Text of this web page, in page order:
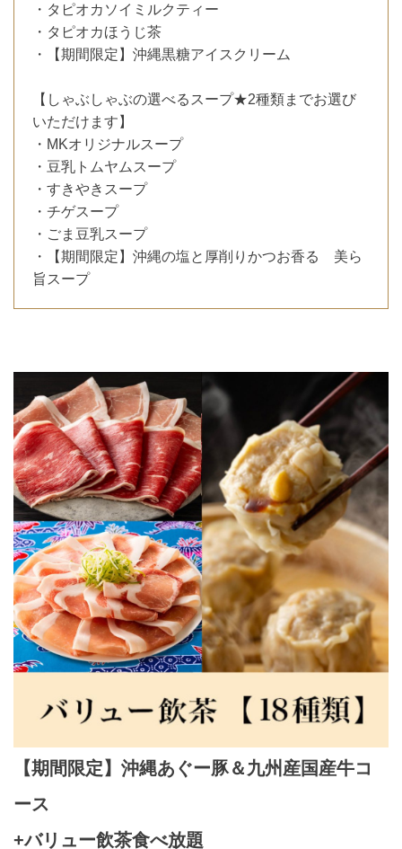
・タピオカソイミルクティー
・タピオカほうじ茶
・【期間限定】沖縄黒糖アイスクリーム
【しゃぶしゃぶの選べるスープ★2種類までお選び
いただけます】
・MKオリジナルスープ
・豆乳トムヤムスープ
・すきやきスープ
・チゲスープ
・ごま豆乳スープ
・【期間限定】沖縄の塩と厚削りかつお香る 美ら
旨スープ
【期間限定】沖縄あぐー豚＆九州産国産牛コ
ース
+バリュー飲茶食べ放題